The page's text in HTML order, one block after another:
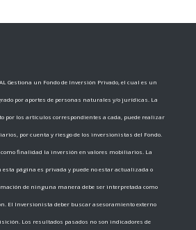
Gestiona un Fondo de Inversión Privado, el cual es un
por aportes de personas naturales y/o jurídicas. La
por los artículos correspondientes a cada, puede realizar
por cuenta y riesgo de los inversionistas del Fondo.
finalidad la inversión en valores mobiliarios. La
página es privada y puede no estar actualizada o
de ninguna manera debe ser interpretada como
El Inversionista deber buscar asesoramiento externo
Los resultados pasados no son indicadores de